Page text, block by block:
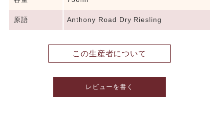
原語 Anthony Road Dry Riesling
この生産者について
レビューを書く